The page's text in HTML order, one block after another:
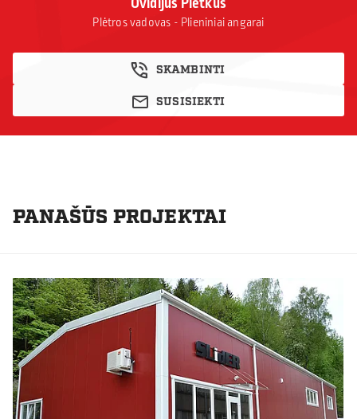
Plėtros vadovas - Plieniniai angarai
SKAMBINTI
SUSISIEKTI
PANAŠŪS PROJEKTAI